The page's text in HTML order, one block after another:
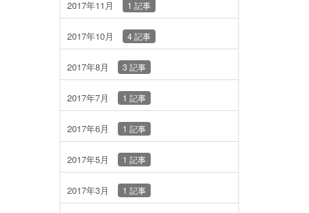
2017年11月 1 記事
2017年10月 4 記事
2017年8月 3 記事
2017年7月 1 記事
2017年6月 1 記事
2017年5月 1 記事
2017年3月 1 記事